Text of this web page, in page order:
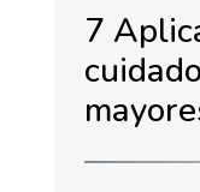
7